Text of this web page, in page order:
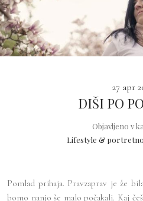
27 apr
DIŠI PO
Objavljeno v
Lifestyle &
Pomlad prihaja. Pravzaprav je že
bomo nanjo še malo počakali. Kaj